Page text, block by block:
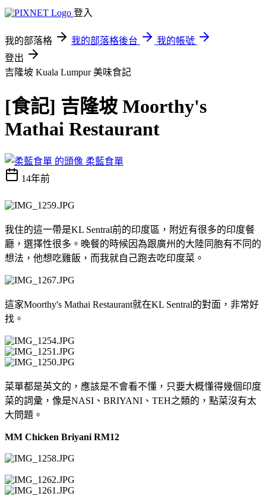
登入
我的部落格 我的部落格後台
我的帳號
登出
吉隆坡 Kuala Lumpur美味食記
[食記] 吉隆坡 Moorthy's
Mathai Restaurant
柔藍食單
14年前
我住的這一帶是KL Sentral前的印度區，附近有很多的印度餐
廳，選擇性很多。晚餐的時候因為跟廣州的大陸同胞有不同的
想法，他想吃雞飯，而我就自己跑去吃印度菜。
這家Moorthy's Mathai Restaurant就在KL Sentral的對面，非常好
找。
菜單都是英文的，應該是不會看不懂，只要大概懂得幾個印度
菜的詞彙，像是NASI、BRIYANI、TEH之類的，點菜沒有太
大問題。
MM Chicken Briyani RM12